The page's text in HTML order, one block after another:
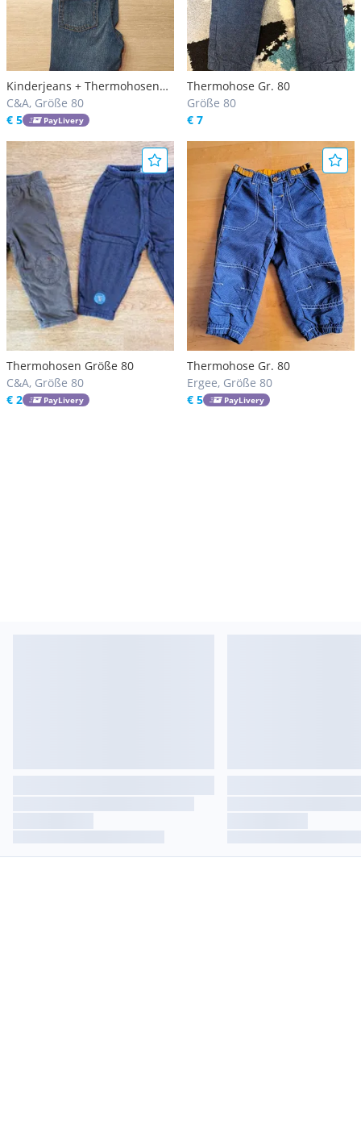
Kinderjeans + Thermohosen
80
C&A, Größe 80
€ 5
PayLivery
Thermohose Gr. 80
Größe 80
€ 7
Thermohosen Größe 80
C&A, Größe 80
€ 2
PayLivery
Thermohose Gr. 80
Ergee, Größe 80
€ 5
PayLivery